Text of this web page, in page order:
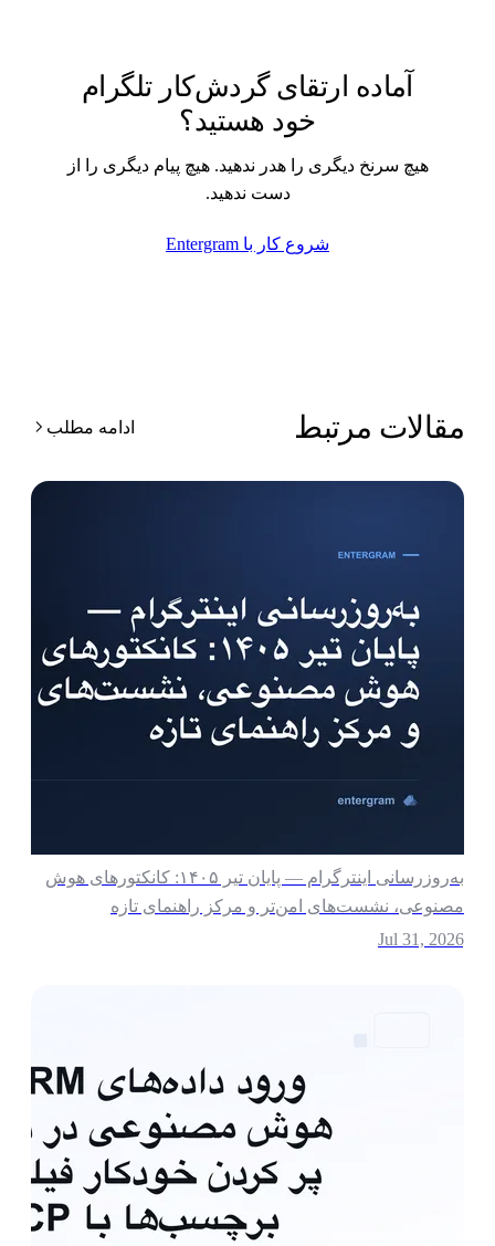
آماده ارتقای گردش‌کار تلگرام
خود هستید؟
هیچ سرنخ دیگری را هدر ندهید. هیچ پیام دیگری را از
دست ندهید.
شروع کار با Entergram
مرتبط ادامه مطلب
به‌روزرسانی اینترگرام — پایان تیر ۱۴۰۵: کانکتورهای هوش
نشست‌های امن‌تر و مرکز راهنمای تازه
Jul 31,